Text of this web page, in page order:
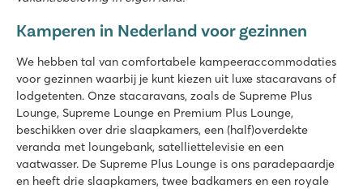
Nederland - - Gelderland - Voorthuizen
★ ★ ★ ★
Binnen- en buitenzwembad én nieuw waterspeeltoestel in
Divers animatieprogramma voor jong en oud
Geweldige 5-sterrencamping op de Veluwe
TerSpegelt
TerSpegelt
Nederland - - Noord Brabant - Eersel
Kamperen in Nederland voor gezinnen
We hebben tal van comfortabele kampeeraccommodaties
voor gezinnen waarbij je kunt kiezen uit luxe stacaravans of
lodgetenten. Onze stacaravans, zoals de Supreme Plus
Lounge, Supreme Lounge en Premium Plus Lounge,
beschikken over drie slaapkamers, een (half)overdekte
veranda met loungebank, satelliettelevisie en een
vaatwasser. De Supreme Plus Lounge is ons paradepaardje
en heeft drie slaapkamers, twee badkamers en een royale